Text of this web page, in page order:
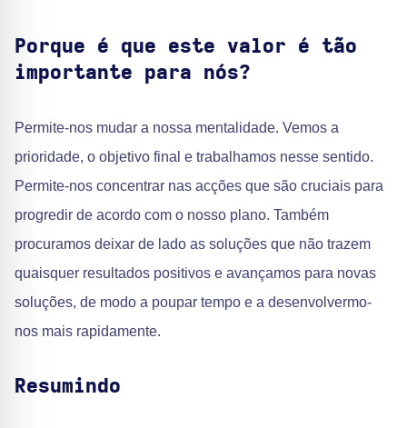
Porque é que este valor é tão
importante para nós?
Permite-nos mudar a nossa mentalidade. Vemos a
prioridade, o objetivo final e trabalhamos nesse sentido.
Permite-nos concentrar nas acções que são cruciais para
progredir de acordo com o nosso plano. Também
procuramos deixar de lado as soluções que não trazem
quaisquer resultados positivos e avançamos para novas
soluções, de modo a poupar tempo e a desenvolvermo-
nos mais rapidamente.
Resumindo